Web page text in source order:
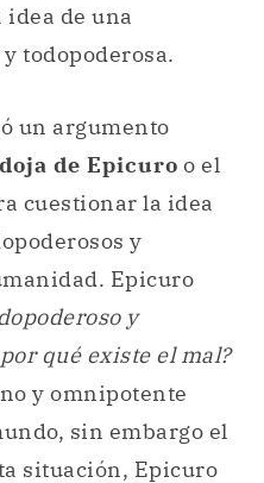
de una
todopoderosa.
un argumento
de Epicuro o el
cuestionar la idea
y
Epicuro
y
qué existe el mal?
y omnipotente
sin embargo el
situación, Epicuro